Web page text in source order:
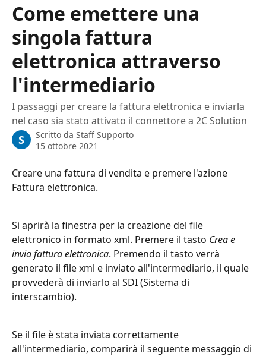
Come emettere una
singola fattura
elettronica attraverso
l'intermediario
I passaggi per creare la fattura elettronica e inviarla
nel caso sia stato attivato il connettore a 2C Solution
S Scritto da Staff Supporto
15 ottobre 2021
Creare una fattura di vendita e premere l'azione
Fattura elettronica.
Si aprirà la finestra per la creazione del file
elettronico in formato xml. Premere il tasto Crea e
invia fattura elettronica. Premendo il tasto verrà
generato il file xml e inviato all'intermediario, il quale
provvederà di inviarlo al SDI (Sistema di
interscambio).
Se il file è stata inviata correttamente
all'intermediario, comparirà il seguente messaggio di